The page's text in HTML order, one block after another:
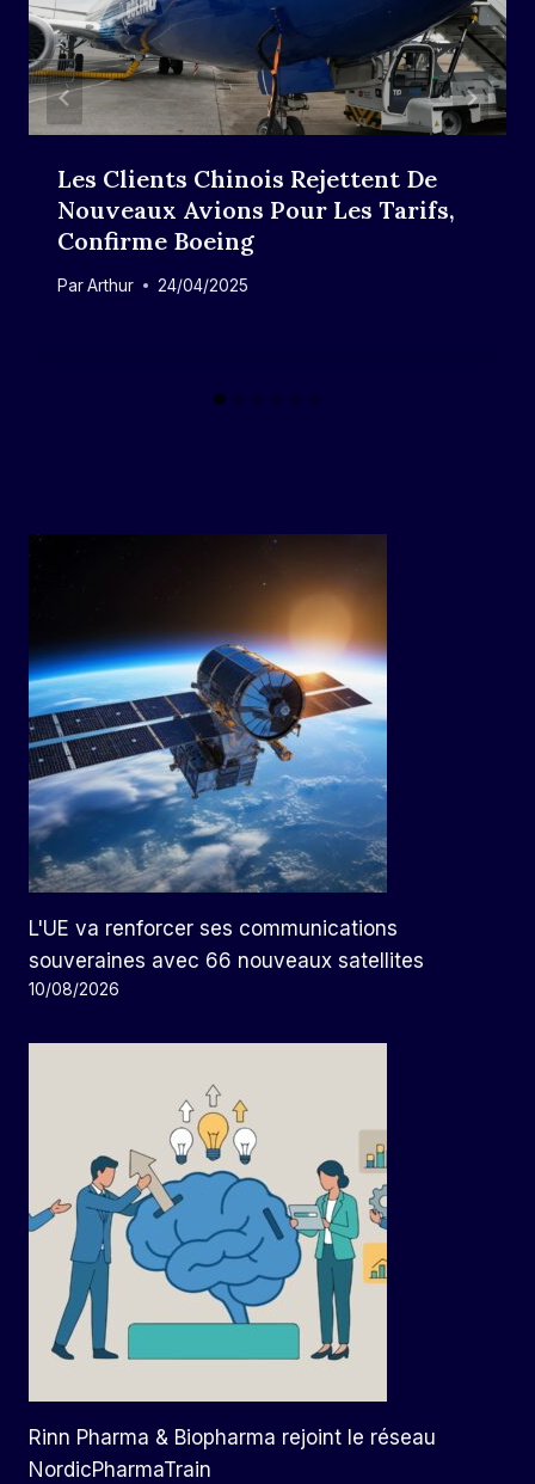
Les Clients Chinois Rejettent De
Nouveaux Avions Pour Les Tarifs,
Confirme Boeing
ParArthur 24/04/2025
L'UE va renforcer ses communications
souveraines avec 66 nouveaux satellites
10/08/2026
Rinn Pharma & Biopharma rejoint le réseau
NordicPharmaTrain